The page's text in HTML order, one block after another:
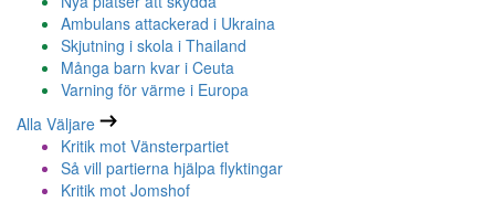
Ambulans attackerad i Ukraina
Skjutning i skola i Thailand
Många barn kvar i Ceuta
Varning för värme i Europa
Alla Väljare
Kritik mot Vänsterpartiet
Så vill partierna hjälpa flyktingar
Kritik mot Jomshof